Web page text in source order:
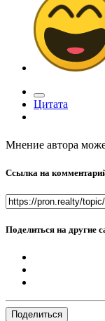
Цитата
Мнение автора
Ссылка на
Поделиться на другие
Поделиться